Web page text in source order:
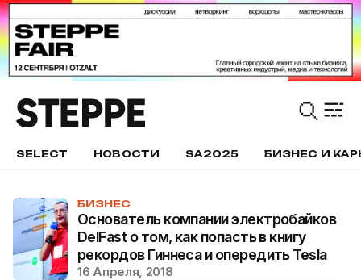
SELECT НОВОСТИ SA2025 БИЗНЕС И
БИЗНЕС
Основатель компании электробайков
DelFast о том, как попасть в книгу
рекордов Гиннеса и опередить Tesla
16 Апреля, 2018